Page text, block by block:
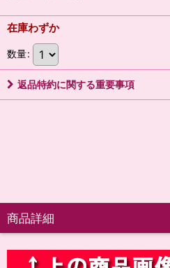
在庫わずか
数量:
返品特約に関する重要事項
商品詳細